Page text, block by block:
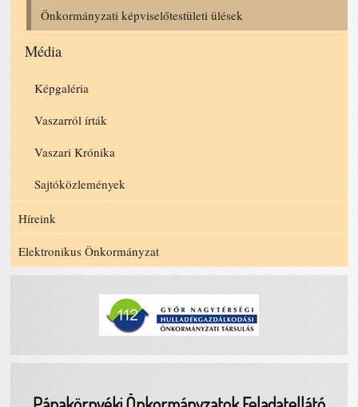
Önkormányzati képviselőtestületi ülések
Média
Képgaléria
Vaszarról írták
Vaszari Krónika
Sajtóközlemények
Híreink
Elektronikus Önkormányzat